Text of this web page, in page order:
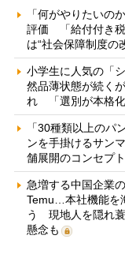
「何がやりたいの
評価 「給付付き税
は“社会保障制度の
小学生に人気の「
然品薄状態が続く
れ 「選別が本格化
「30種類以上のパ
ンを手掛けるサン
舗展開のコンセプ
急増する中国企業
Temu…本社機能を
う 現地人を隠れ
懸念も